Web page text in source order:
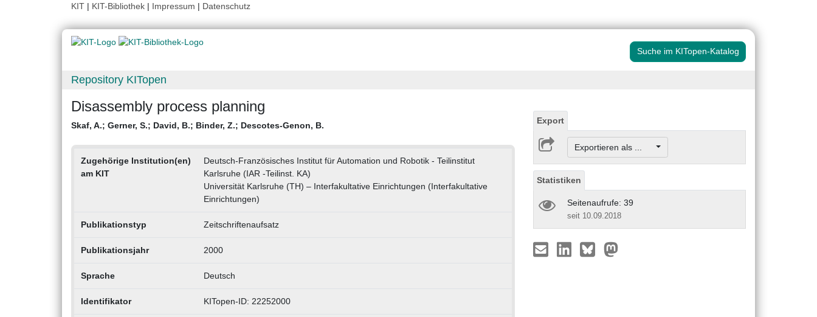
KIT | KIT-Bibliothek | Impressum | Datenschutz
Suche im KITopen-Katalog
Repository KITopen
Disassembly process planning
Skaf, A.; Gerner, S.; David, B.; Binder, Z.; Descotes-Genon, B.
Zugehörige Institution(en)
am KIT
Deutsch-Französisches Institut für Automation und Robotik - Teilinstitut
Karlsruhe (IAR -Teilinst. KA)
Universität Karlsruhe (TH) – Interfakultative Einrichtungen (Interfakultative
Einrichtungen)
Publikationstyp Zeitschriftenaufsatz
Publikationsjahr 2000
Sprache Deutsch
Identifikator KITopen-ID: 22252000
Export
Exportieren als ...
Statistiken
Seitenaufrufe: 39
seit 10.09.2018